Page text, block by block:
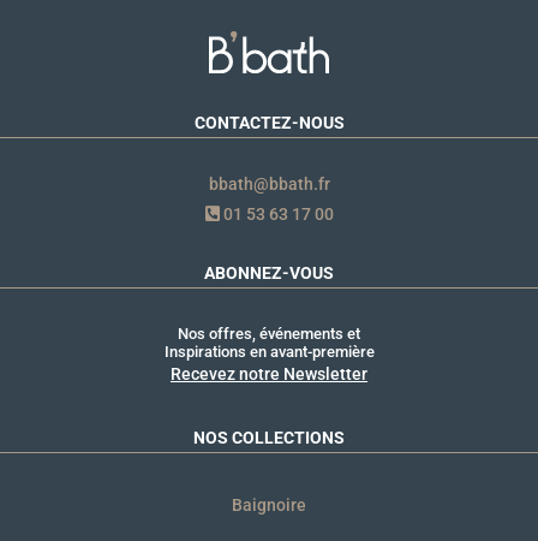
CONTACTEZ-NOUS
bbath@bbath.fr
01 53 63 17 00
ABONNEZ-VOUS
Nos offres, événements et
Inspirations en avant-première
Recevez notre Newsletter
NOS COLLECTIONS
Baignoire